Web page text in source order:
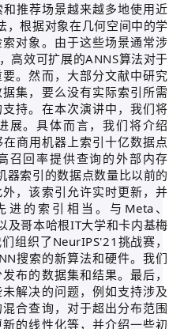
推荐场景越来越多地使用近
，根据对象在几何空间中的学
对象。由于这些场景通常涉
高效可扩展的ANNS算法对于
。然而，大部分文献中研究
集，要么没有实际索引所需
持。在本次演讲中，我们将
展。具体而言，我们将介绍
商用机器上索引十亿数据点
召回率提供查询的外部内存
器索引的数据点数量比以前的
，该索引允许实时更新，并
的索引相当。与Meta、
及哥本哈根IT大学和卡内基梅
组织了NeurIPS'21挑战赛，
搜索的新算法和硬件。我们
布的数据集和结果。最后，
解决的问题，例如支持涉及
合查询，对于超出分布范围
的线性化等，并介绍一些初